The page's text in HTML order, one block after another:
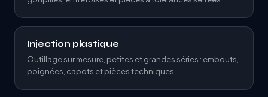
Injection plastique
Outillage sur mesure, petites et grandes séries : embouts,
poignées, capots et pièces techniques.